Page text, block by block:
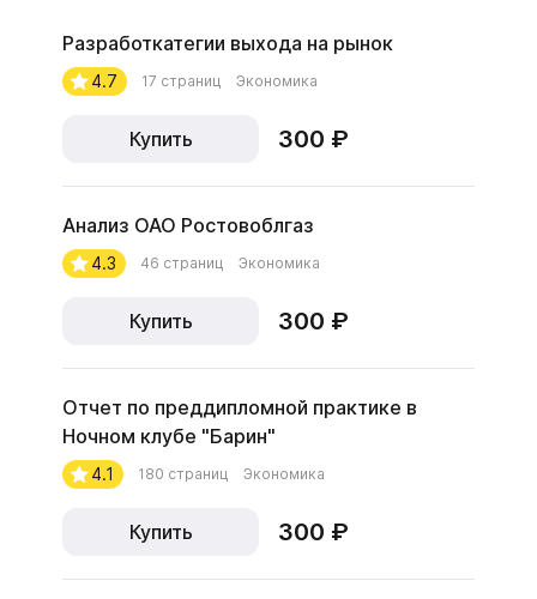
Разработкатегии выхода на рынок
4.7 17 страниц Экономика
Купить 300 ₽
Анализ ОАО Ростовоблгаз
4.3 46 страниц Экономика
Купить 300 ₽
Отчет по преддипломной практике в
Ночном клубе "Барин"
4.1 180 страниц Экономика
Купить 300 ₽